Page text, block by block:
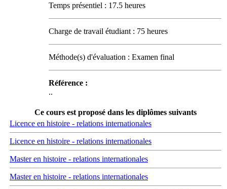
Temps présentiel : 17.5 heures
Charge de travail étudiant : 75 heures
Méthode(s) d'évaluation : Examen final
Référence :
..
Ce cours est proposé dans les diplômes suivants
Licence en histoire - relations internationales
Licence en histoire - relations internationales
Master en histoire - relations internationales
Master en histoire - relations internationales